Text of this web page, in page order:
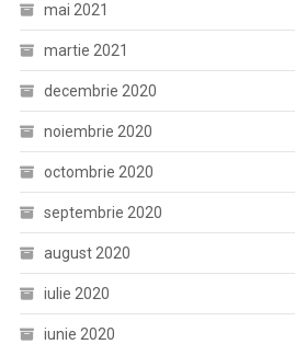
mai 2021
martie 2021
decembrie 2020
noiembrie 2020
octombrie 2020
septembrie 2020
august 2020
iulie 2020
iunie 2020